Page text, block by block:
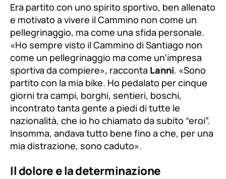
Era partito con uno spirito sportivo, ben allenato
e motivato a vivere il Cammino non come un
pellegrinaggio, ma come una sfida personale.
«Ho sempre visto il Cammino di Santiago non
come un pellegrinaggio ma come un’impresa
sportiva da compiere», racconta Lanni. «Sono
partito con la mia bike. Ho pedalato per cinque
giorni tra campi, borghi, sentieri, boschi,
incontrato tanta gente a piedi di tutte le
nazionalità, che io ho chiamato da subito “eroi”.
Insomma, andava tutto bene fino a che, per una
mia distrazione, sono caduto».
Il dolore e la determinazione